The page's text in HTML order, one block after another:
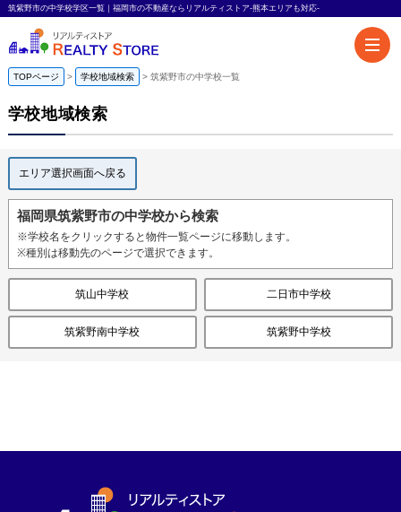
筑紫野市の中学校学区一覧｜福岡市の不動産ならリアルティストア-熊本エリアも対応-
TOPページ 学校地域検索 筑紫野市の中学校一覧
学校地域検索
エリア選択画面へ戻る
福岡県筑紫野市の中学校から検索
※学校名をクリックすると物件一覧ページに移動します。
※種別は移動先のページで選択できます。
筑山中学校 二日市中学校
筑紫野南中学校 筑紫野中学校